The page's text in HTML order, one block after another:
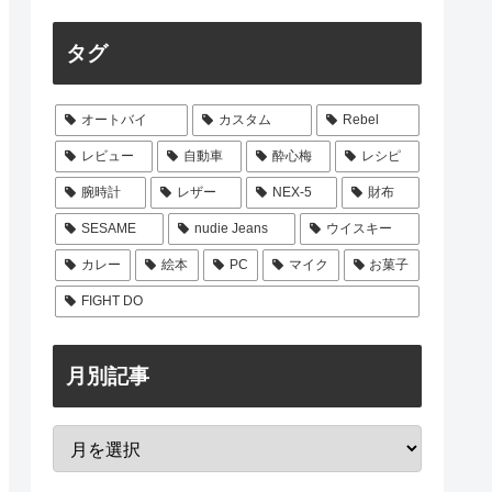
タグ
オートバイ カスタム Rebel
レビュー 自動車 酔心梅 レシピ
腕時計 レザー NEX-5 財布
SESAME nudie Jeans ウイスキー
カレー 絵本 PC マイク お菓子
FIGHT DO
月別記事